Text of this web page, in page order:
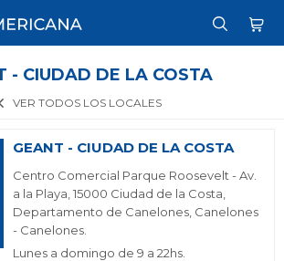
- CIUDAD DE LA COSTA
VER TODOS LOS LOCALES
GEANT - CIUDAD DE LA COSTA
Centro Comercial Parque Roosevelt - Av.
a la Playa, 15000 Ciudad de la Costa,
Departamento de Canelones, Canelones
- Canelones.
Lunes a domingo de 9 a 22hs.